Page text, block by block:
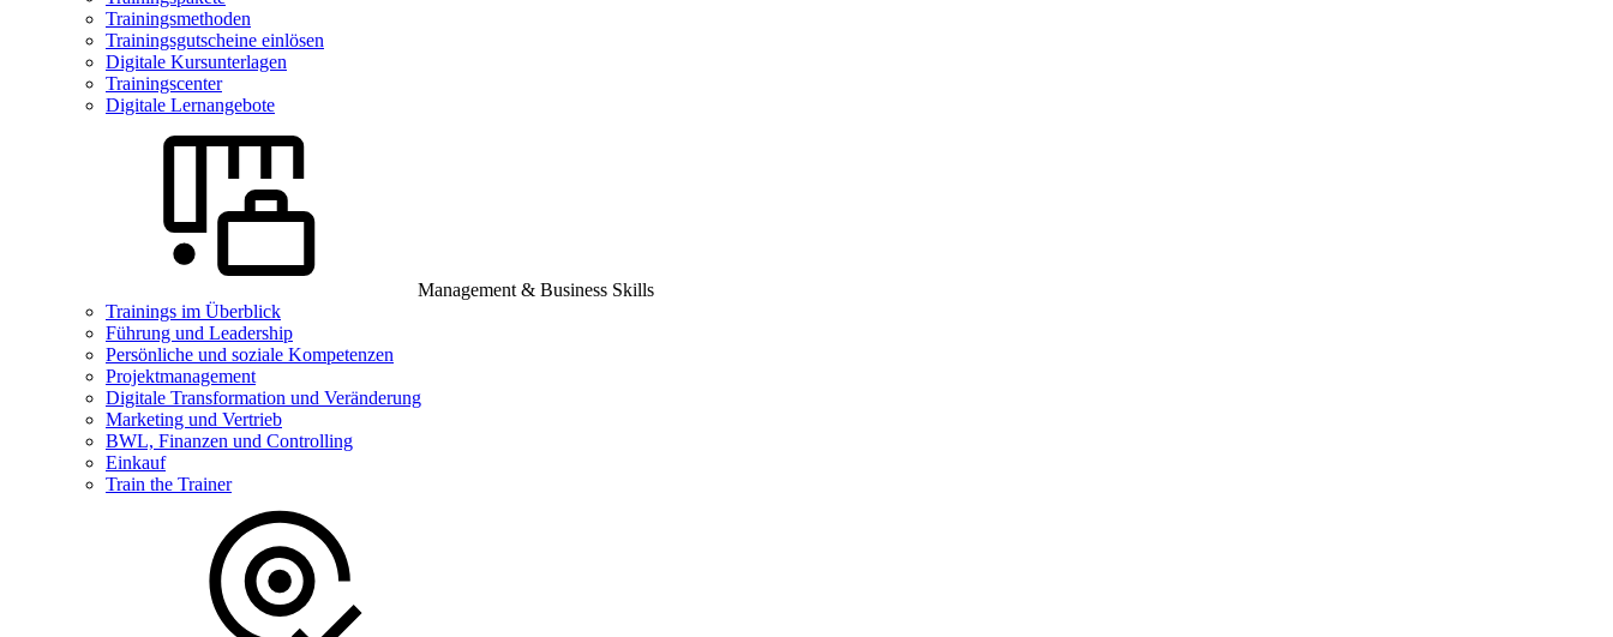
Trainingsmethoden
Trainingsgutscheine einlösen
Digitale Kursunterlagen
Trainingscenter
Digitale Lernangebote
Management & Business Skills
Trainings im Überblick
Führung und Leadership
Persönliche und soziale Kompetenzen
Projektmanagement
Digitale Transformation und Veränderung
Marketing und Vertrieb
BWL, Finanzen und Controlling
Einkauf
Train the Trainer